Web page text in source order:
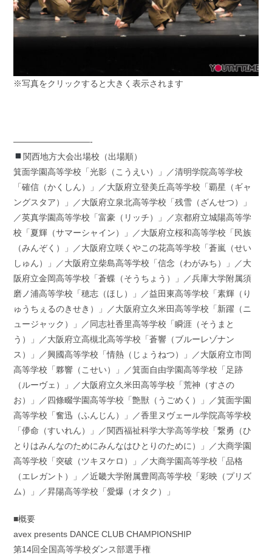
※写真をクリックすると大きく表示されます
—————————-
関西地方大会出場校（出場順）
箕面学園高等学校「光影（こうえい）」／清明学院高等学校
「確信（かくしん）」／大阪府立登美丘高等学校「覇星（ギャ
ングスタア）」／大阪府立泉北高等学校「残雪（ざんせつ）」
／英真学園高等学校「富豪（リッチ）」／京都府立城陽高等学
校「夏輝（サマーシャイン）」／大阪府立桜和高等学校「民族
（みんぞく）」／大阪府立咲くやこの花高等学校「蒼嵐（せい
しゅん）」／大阪府立柴島高等学校「信念（わがみち）」／大
阪府立金岡高等学校「蒼蝶（そうちょう）」／兵庫大学附属須
磨ノ浦高等学校「穂志（ほし）」／益田東高等学校「素輝（り
ゅうちぇるのきせき）」／大阪府立久米田高等学校「新躍（ニ
ュージャック）」／同志社香里高等学校「瞬涯（そうまと
う）」／大阪府立高槻北高等学校「蒼響（ブルーレゾナン
ス）」／興國高等学校「情熱（じょうねつ）」／大阪府立市岡
高等学校「夥響（こせい）」／箕面自由学園高等学校「足跡
（ルーヴェ）」／大阪府立久米田高等学校「荒神（すさの
お）」／四條畷学園高等学校「艶獣（うごめく）」／箕面学園
高等学校「奮迅（ふんじん）」／香里ヌヴェール学院高等学校
「儚命（すいれん）」／関西福祉科学大学高等学校「繋勇（ひ
とりはみんなのためにみんなはひとりのために）」／大商学園
高等学校「突破（ツキヌケロ）」／大商学園高等学校「品格
（エレガント）」／近畿大学附属豊岡高等学校「彩映（プリズ
ム）」／昇陽高等学校「愛爆（オタク）」
■概要
avex presents DANCE CLUB CHAMPIONSHIP
第14回全国高等学校ダンス部選手権